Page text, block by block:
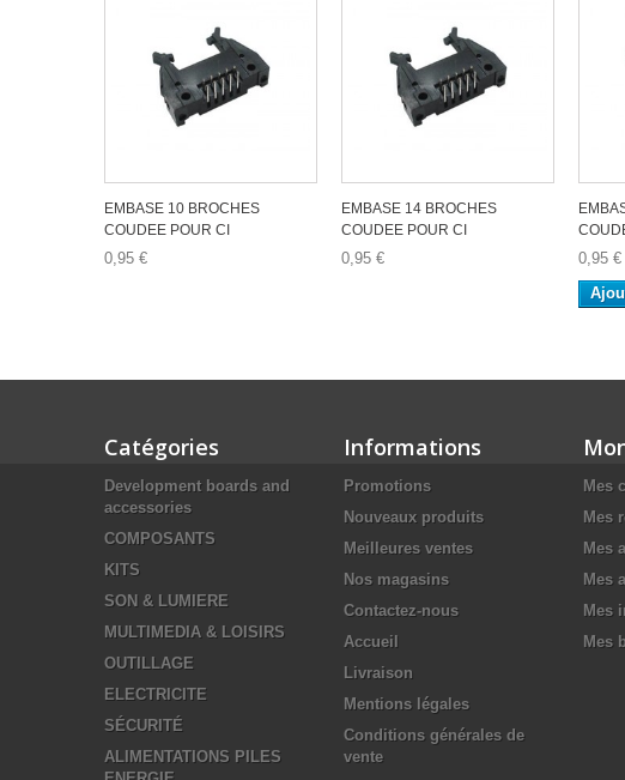
EMBASE 10 BROCHES
COUDEE POUR CI
0,95 €
EMBASE 14 BROCHES
COUDEE POUR CI
0,95 €
0,95 €
Catégories
Development boards and
accessories
COMPOSANTS
KITS
SON & LUMIERE
MULTIMEDIA & LOISIRS
OUTILLAGE
ELECTRICITE
SÉCURITÉ
ALIMENTATIONS PILES
Informations
Promotions
Nouveaux produits
Meilleures ventes
Nos magasins
Contactez-nous
Accueil
Livraison
Mentions légales
Conditions générales de
vente
Mes
Mes
Mes
Mes
Mes
Mes